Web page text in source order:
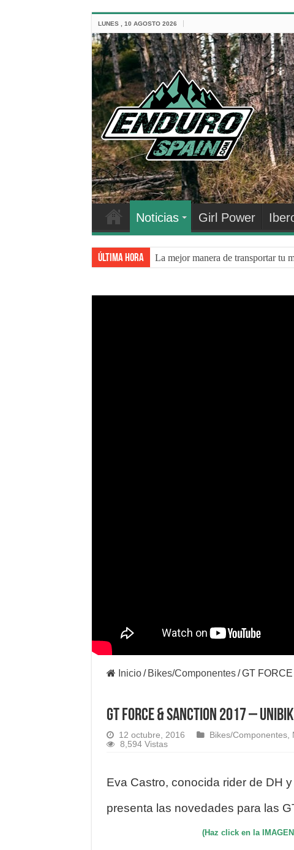
LUNES , 10 AGOSTO 2026
Noticias Girl Power
Última hora La mejor manera de transportar tu
Inicio / Bikes/Componentes / GT
GT FORCE & SANCTION 2017 –
12 octubre, 2016 Bikes/Componentes,
8,594 Vistas
Eva Castro, conocida rider de DH
presenta las novedades para las
(Haz click en la